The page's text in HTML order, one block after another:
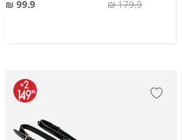
99.9 ₪ 179.9 ₪